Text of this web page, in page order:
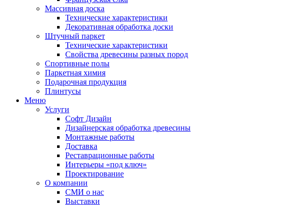
Массивная доска
Технические характеристики
Декоративная обработка доски
Штучный паркет
Технические характеристики
Свойства древесины разных пород
Спортивные полы
Паркетная химия
Подарочная продукция
Плинтусы
Меню
Услуги
Софт Дизайн
Дизайнерская обработка древесины
Монтажные работы
Доставка
Реставрационные работы
Интерьеры «под ключ»
Проектирование
О компании
СМИ о нас
Выставки